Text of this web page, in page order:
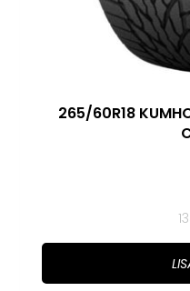
265/60R18